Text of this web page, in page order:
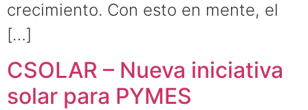
crecimiento. Con esto en mente, el
[…]
CSOLAR – Nueva iniciativa
solar para PYMES